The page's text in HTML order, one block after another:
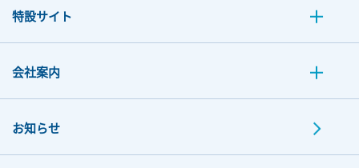
特設サイト
会社案内
お知らせ